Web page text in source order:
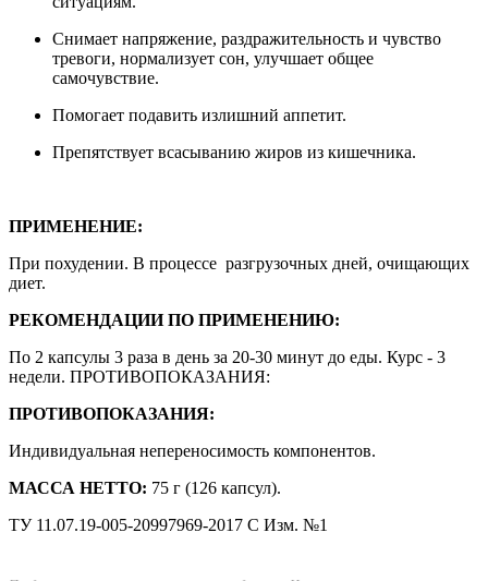
Снимает напряжение, раздражительность и чувство
тревоги, нормализует сон, улучшает общее
самочувствие.
Помогает подавить излишний аппетит.
Препятствует всасыванию жиров из кишечника.
ПРИМЕНЕНИЕ:
При похудении. В процессе разгрузочных дней, очищающих
диет.
РЕКОМЕНДАЦИИ ПО ПРИМЕНЕНИЮ:
По 2 капсулы 3 раза в день за 20-30 минут до еды. Курс - 3
недели. ПРОТИВОПОКАЗАНИЯ:
ПРОТИВОПОКАЗАНИЯ:
Индивидуальная непереносимость компонентов.
МАССА НЕТТО: 75 г (126 капсул).
ТУ 11.07.19-005-20997969-2017 С Изм. №1